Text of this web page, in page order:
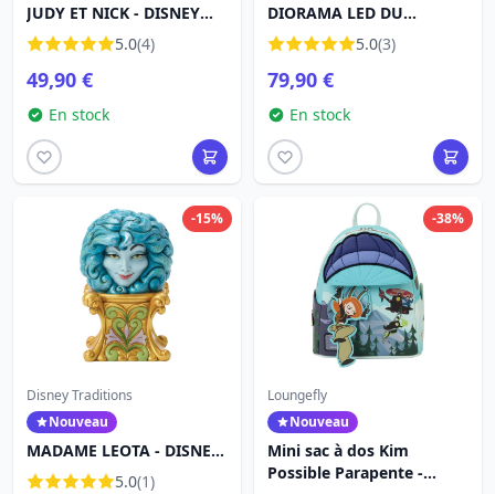
JUDY ET NICK - DISNEY
TRADITIONS5.0(4)
49,90 €
En stock
DIORAMA LED DU
HAUNTED MANSION -
DISNEY TRADITIONS
5.0(3)
79,90 €
En stock
-15%
Disney Traditions
Nouveau
MADAME LEOTA - DISNEY
TRADITIONS5.0(1)
-38%
Loungefly
Nouveau
Mini sac à dos Kim
Possible Parapente -